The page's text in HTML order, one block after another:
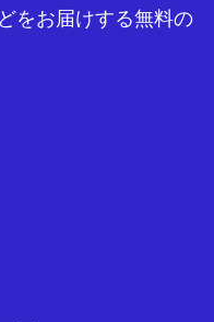
をお届けする無料の